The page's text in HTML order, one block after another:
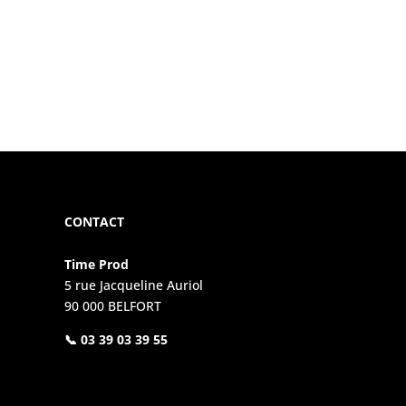
CONTACT
Time Prod
5 rue Jacqueline Auriol
90 000 BELFORT
📞 03 39 03 39 55